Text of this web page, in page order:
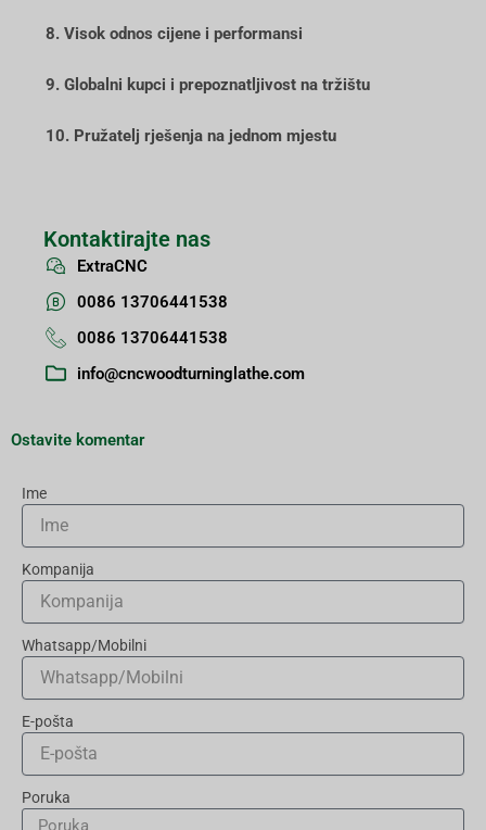
8. Visok odnos cijene i performansi
9. Globalni kupci i prepoznatljivost na tržištu
10. Pružatelj rješenja na jednom mjestu
Kontaktirajte nas
ExtraCNC
0086 13706441538
0086 13706441538
info@cncwoodturninglathe.com
Ostavite komentar
Ime
Kompanija
Whatsapp/Mobilni
E-pošta
Poruka